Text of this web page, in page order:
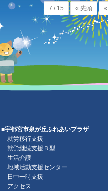
7 / 15 « 先頭 «
■宇都宮市泉が丘ふれあいプラザ
就労移行支援
就労継続支援Ｂ型
生活介護
地域活動支援センター
日中一時支援
アクセス